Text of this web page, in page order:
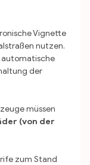
Vignette
nutzen.
der
müssen
(von der
zum Stand